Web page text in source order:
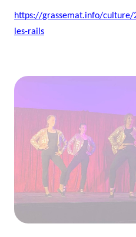
https://grassemat.info/culture/
les-rails